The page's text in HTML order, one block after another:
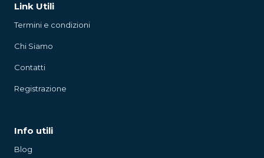
Link Utili
Termini e condizioni
Chi Siamo
Contatti
Registrazione
Info utili
Blog